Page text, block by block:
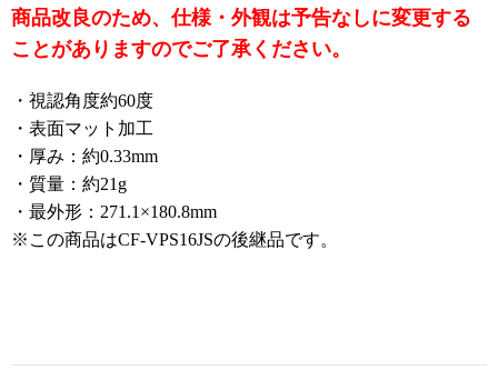
4RDDKS/CF-SR4RDKAS/CF-SR4RFAAS/CF-SR4RFAK
S/CF-SR4RRBCP/CF-SR4RSBCP/CF-SR4SRCCP/CF-SR
P/CF-SR4TRBCP/CF-SR4TSBCP/CF-SR4URCCP/CF-SR
4USCCP/CF-SR4UUCCP
商品改良のため、仕様・外観は予告なしに変更する
ことがありますのでご了承ください。
・視認角度約60度
・表面マット加工
・厚み：約0.33mm
・質量：約21g
・最外形：271.1×180.8mm
※この商品はCF-VPS16JSの後継品です。